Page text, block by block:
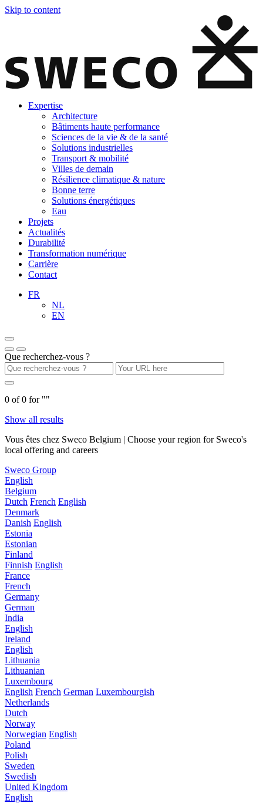
Skip to content
Expertise
Architecture
Bâtiments haute performance
Sciences de la vie & de la santé
Solutions industrielles
Transport & mobilité
Villes de demain
Résilience climatique & nature
Bonne terre
Solutions énergétiques
Eau
Projets
Actualités
Durabilité
Transformation numérique
Carrière
Contact
FR
NL
EN
Que recherchez-vous ?
0 of0 for ""
Show all results
Vous êtes chez Sweco Belgium | Choose your region for Sweco's
local offering and careers
Sweco Group
English
Belgium
Dutch French English
Denmark
Danish English
Estonia
Estonian
Finland
Finnish English
France
French
Germany
German
India
English
Ireland
English
Lithuania
Lithuanian
Luxembourg
English French German Luxembourgish
Netherlands
Dutch
Norway
Norwegian English
Poland
Polish
Sweden
Swedish
United Kingdom
English